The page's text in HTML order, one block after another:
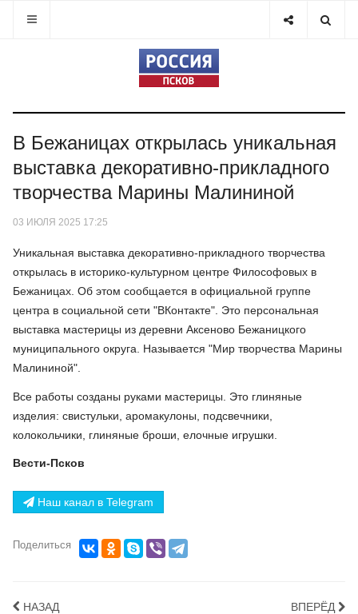
В Бежаницах открылась уникальная
выставка декоративно-прикладного
творчества Марины Малининой
03 ИЮЛЯ 2025 17:25
Уникальная выставка декоративно-прикладного творчества
открылась в историко-культурном центре Философовых в
Бежаницах. Об этом сообщается в официальной группе
центра в социальной сети "ВКонтакте". Это персональная
выставка мастерицы из деревни Аксеново Бежаницкого
муниципального округа. Называется "Мир творчества Марины
Малининой".
Все работы созданы руками мастерицы. Это глиняные
изделия: свистульки, аромакулоны, подсвечники,
колокольчики, глиняные броши, елочные игрушки.
Вести-Псков
Наш канал в Telegram
Поделиться
НАЗАД ВПЕРЁД